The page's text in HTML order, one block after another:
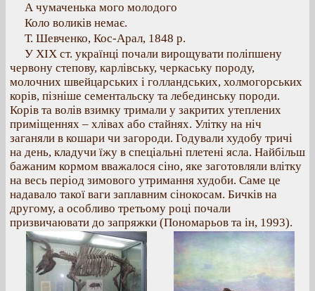
А чумаченька мого молодого
Коло воликів немає.
Т. Шевченко, Кос-Арал, 1848 р.
У ХІХ ст. українці почали вирощувати поліпшену
червону степову, карлівську, черкаську породу,
молочних швейцарських і голландських, холмогорських
корів, пізніше сементальску та лебединську породи.
Корів та волів взимку тримали у закритих утеплених
приміщеннях – хлівах або стайнях. Улітку на ніч
заганяли в кошари чи загороди. Годували худобу тричі
на день, кладучи їжу в спеціальні плетені ясла. Найбільш
бажаним кормом вважалося сіно, яке заготовляли влітку
на весь період зимового утримання худоби. Саме це
надавало такої ваги заплавним сінокосам. Бичків на
другому, а особливо третьому році почали
призвичаювати до запряжки (Пономарьов та ін, 1993).